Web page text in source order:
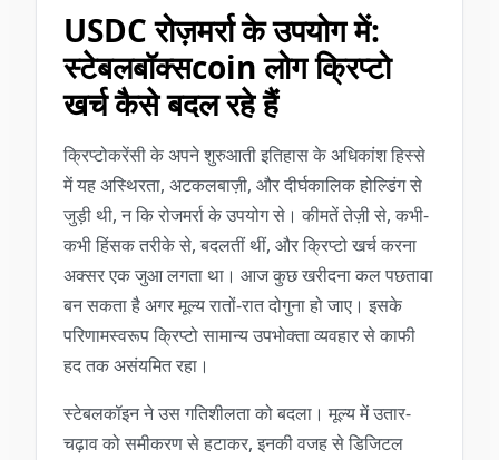
USDC रोज़मर्रा के उपयोग में:
स्टेबलबॉक्सcoin लोग क्रिप्टो
खर्च कैसे बदल रहे हैं
क्रिप्टोकरेंसी के अपने शुरुआती इतिहास के अधिकांश हिस्से
में यह अस्थिरता, अटकलबाज़ी, और दीर्घकालिक होल्डिंग से
जुड़ी थी, न कि रोजमर्रा के उपयोग से। कीमतें तेज़ी से, कभी-
कभी हिंसक तरीके से, बदलतीं थीं, और क्रिप्टो खर्च करना
अक्सर एक जुआ लगता था। आज कुछ खरीदना कल पछतावा
बन सकता है अगर मूल्य रातों-रात दोगुना हो जाए। इसके
परिणामस्वरूप क्रिप्टो सामान्य उपभोक्ता व्यवहार से काफी
हद तक असंयमित रहा।
स्टेबलकॉइन ने उस गतिशीलता को बदला। मूल्य में उतार-
चढ़ाव को समीकरण से हटाकर, इनकी वजह से डिजिटल